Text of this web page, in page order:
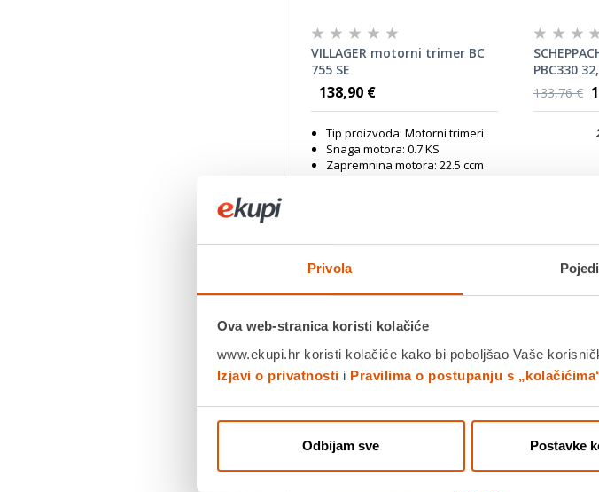
Privola
Ova web-stranica koristi kolačiće
www.ekupi.hr koristi kolačiće kako bi poboljšao Vaše
Izjavi o privatnosti i Pravilima o postupanju s
Odbijam sve Postavke
VILLAGER motorni trimer BC
755 SE
138,90 €
Tip proizvoda: Motorni trimeri
Snaga motora: 0.7 KS
Zapremnina motora: 22.5 ccm
Jamstvo:2 god
dana
PBC330
133,76 €
dana